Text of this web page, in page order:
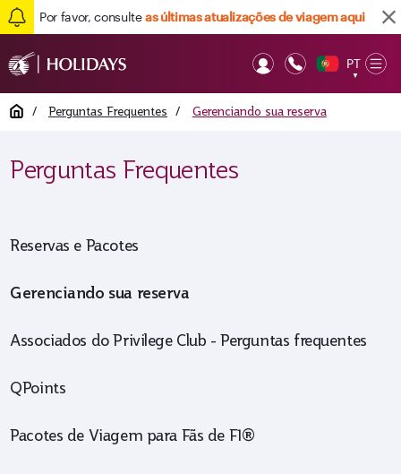
Por favor, consulteas últimas atualizações de viagem aqui
PT
▼
Home / Perguntas Frequentes / Gerenciando sua reserva
Perguntas Frequentes
Pacotes de Viagem para Fãs de F1®
Reservas e Pacotes
Gerenciando sua reserva
Associados do Privilege Club - Perguntas frequentes
QPoints